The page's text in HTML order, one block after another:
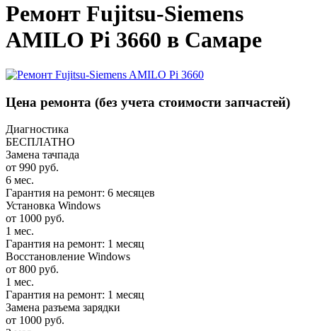
Ремонт Fujitsu-Siemens
AMILO Pi 3660 в Самаре
Цена ремонта (без учета стоимости запчастей)
Диагностика
БЕСПЛАТНО
Замена тачпада
от 990 руб.
6 мес.
Гарантия на ремонт: 6 месяцев
Установка Windows
от 1000 руб.
1 мес.
Гарантия на ремонт: 1 месяц
Восстановление Windows
от 800 руб.
1 мес.
Гарантия на ремонт: 1 месяц
Замена разъема зарядки
от 1000 руб.